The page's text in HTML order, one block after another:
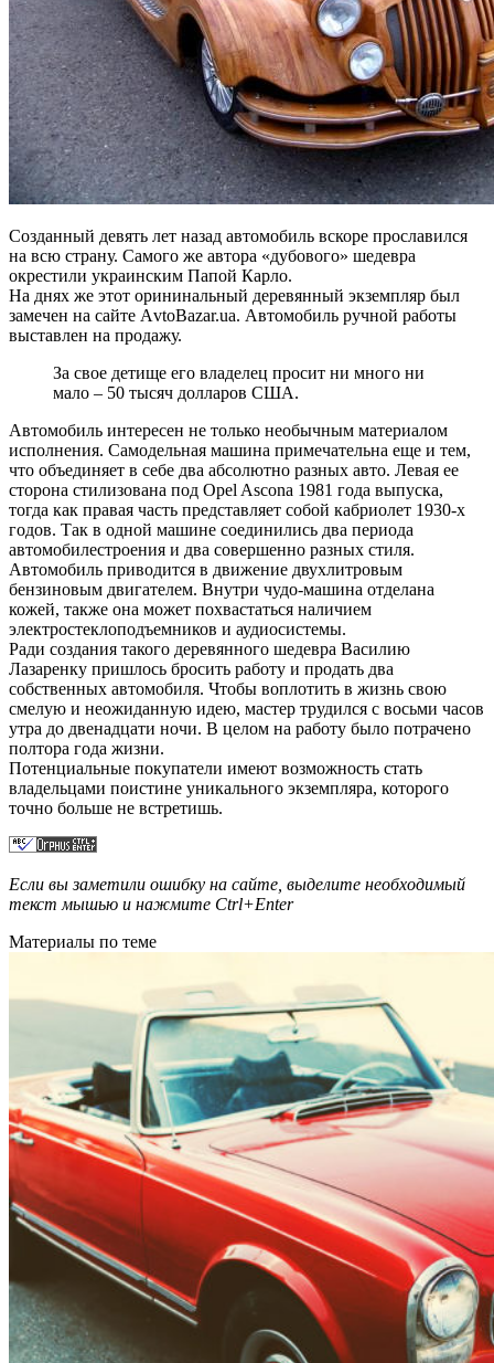
Созданный девять лет назад автомобиль вскоре прославился
на всю страну. Самого же автора «дубового» шедевра
окрестили украинским Папой Карло.
На днях же этот орининальный деревянный экземпляр был
замечен на сайте АvtoBazar.ua. Автомобиль ручной работы
выставлен на продажу.
За свое детище его владелец просит ни много ни
мало – 50 тысяч долларов США.
Автомобиль интересен не только необычным материалом
исполнения. Самодельная машина примечательна еще и тем,
что объединяет в себе два абсолютно разных авто. Левая ее
сторона стилизована под Opel Ascona 1981 года выпуска,
тогда как правая часть представляет собой кабриолет 1930-х
годов. Так в одной машине соединились два периода
автомобилестроения и два совершенно разных стиля.
Автомобиль приводится в движение двухлитровым
бензиновым двигателем. Внутри чудо-машина отделана
кожей, также она может похвастаться наличием
электростеклоподъемников и аудиосистемы.
Ради создания такого деревянного шедевра Василию
Лазаренку пришлось бросить работу и продать два
собственных автомобиля. Чтобы воплотить в жизнь свою
смелую и неожиданную идею, мастер трудился с восьми часов
утра до двенадцати ночи. В целом на работу было потрачено
полтора года жизни.
Потенциальные покупатели имеют возможность стать
владельцами поистине уникального экземпляра, которого
точно больше не встретишь.
Если вы заметили ошибку на сайте, выделите необходимый
текст мышью и нажмите Ctrl+Enter
Материалы по теме